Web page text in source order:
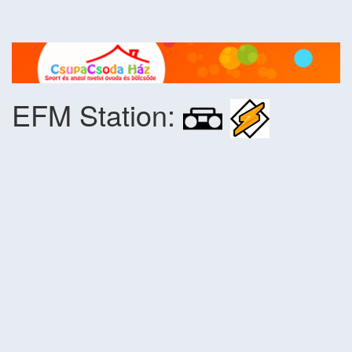
EFM Station: